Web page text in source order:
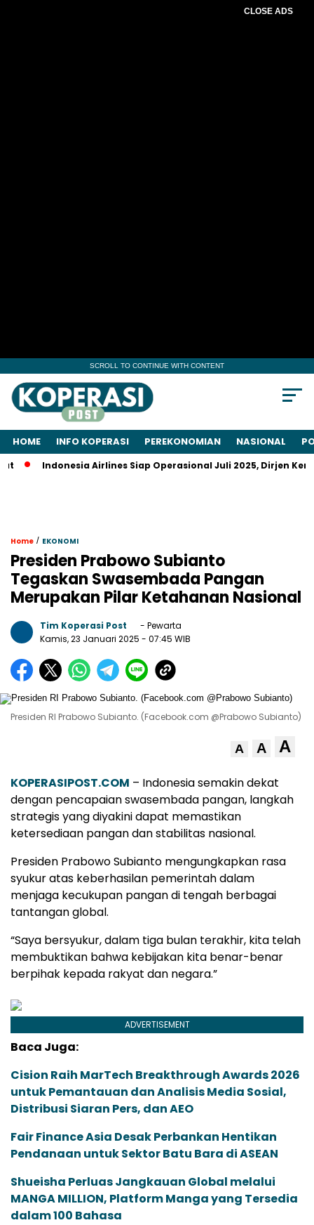
CLOSE ADS
SCROLL TO CONTINUE WITH CONTENT
HOME INFO KOPERASI PEREKONOMIAN NASIONAL
Indonesia Airlines Siap Operasional Juli 2025, Dirjen
Home / EKONOMI
Presiden Prabowo Subianto
Tegaskan Swasembada Pangan
Merupakan Pilar Ketahanan Nasional
Tim Koperasi Post
- Pewarta
Kamis, 23 Januari 2025 - 07:45 WIB
Presiden RI Prabowo Subianto. (Facebook.com @Prabowo Subianto)
A A A
KOPERASIPOST.COM – Indonesia semakin dekat
dengan pencapaian swasembada pangan, langkah
strategis yang diyakini dapat memastikan
ketersediaan pangan dan stabilitas nasional.
Presiden Prabowo Subianto mengungkapkan rasa
syukur atas keberhasilan pemerintah dalam
menjaga kecukupan pangan di tengah berbagai
tantangan global.
“Saya bersyukur, dalam tiga bulan terakhir, kita telah
membuktikan bahwa kebijakan kita benar-benar
berpihak kepada rakyat dan negara.”
ADVERTISEMENT
Baca Juga:
Cision Raih MarTech Breakthrough Awards 2026
untuk Pemantauan dan Analisis Media Sosial,
Distribusi Siaran Pers, dan AEO
Fair Finance Asia Desak Perbankan Hentikan
Pendanaan untuk Sektor Batu Bara di ASEAN
Shueisha Perluas Jangkauan Global melalui
MANGA MILLION, Platform Manga yang Tersedia
dalam 100 Bahasa